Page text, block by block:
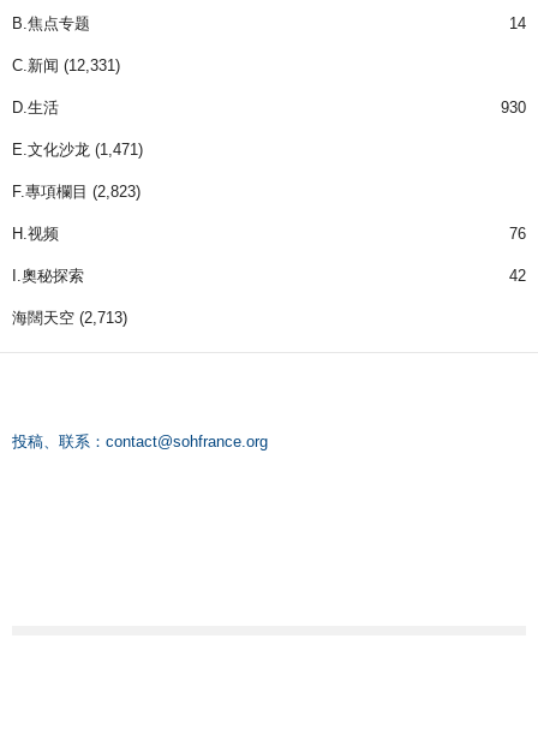
B.焦点专题 14
C.新闻 (12,331)
D.生活 930
E.文化沙龙 (1,471)
F.專項欄目 (2,823)
H.视频 76
I.奧秘探索 42
海闊天空 (2,713)
投稿、联系： contact@sohfrance.org